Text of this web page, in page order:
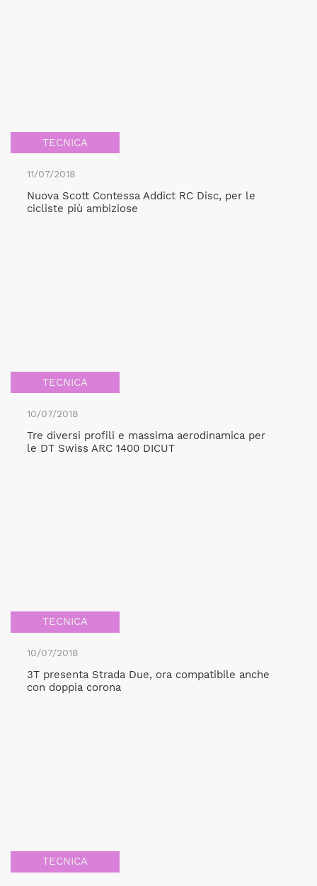
TECNICA
11/07/2018
Nuova Scott Contessa Addict RC Disc, per le
cicliste più ambiziose
TECNICA
10/07/2018
Tre diversi profili e massima aerodinamica per
le DT Swiss ARC 1400 DICUT
TECNICA
10/07/2018
3T presenta Strada Due, ora compatibile anche
con doppia corona
TECNICA